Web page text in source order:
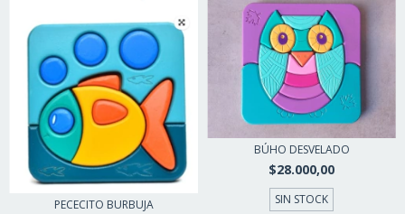
PECECITO BURBUJA
BÚHO DESVELADO
$28.000,00
SIN STOCK